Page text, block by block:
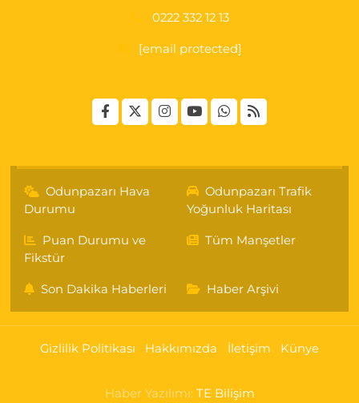
0222 332 12 13
[email protected]
Odunpazarı Hava
Durumu
Odunpazarı Trafik
Yoğunluk Haritası
Puan Durumu ve
Fikstür
Tüm Manşetler
Son Dakika Haberleri Haber Arşivi
Gizlilik Politikası Hakkımızda İletişim Künye
Haber Yazılımı: TE Bilişim